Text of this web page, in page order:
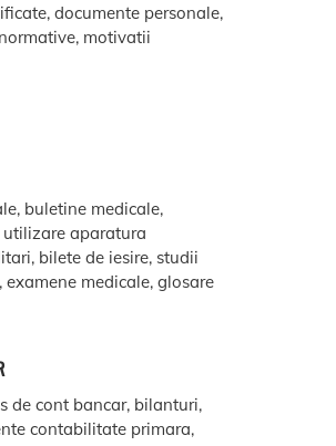
documente personale,
motivatii
buletine medicale,
utilizare aparatura
bilete de iesire, studii
medicale, glosare
de cont bancar, bilanturi,
contabilitate primara,